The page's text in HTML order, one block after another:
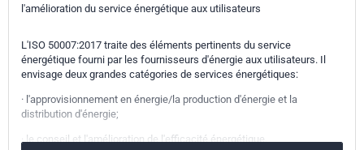
chaleur en général
Indice de
classement
X30-157
Numéro de tirage
Parenté
l'amélioration du service énergétique aux utilisateurs
L'ISO 50007:2017 traite des éléments pertinents du service
énergétique fourni par les fournisseurs d'énergie aux utilisateurs. Il
envisage deux grandes catégories de services énergétiques:
· l'approvisionnement en énergie/la production d'énergie et la
distribution d'énergie;
· le conseil et l'amélioration de l'efficacité énergétique.